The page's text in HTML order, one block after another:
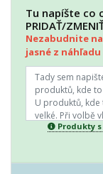
Tu napíšte co
PRIDAŤ/
Nezabudnite
jasné z náhľadu
Produkty